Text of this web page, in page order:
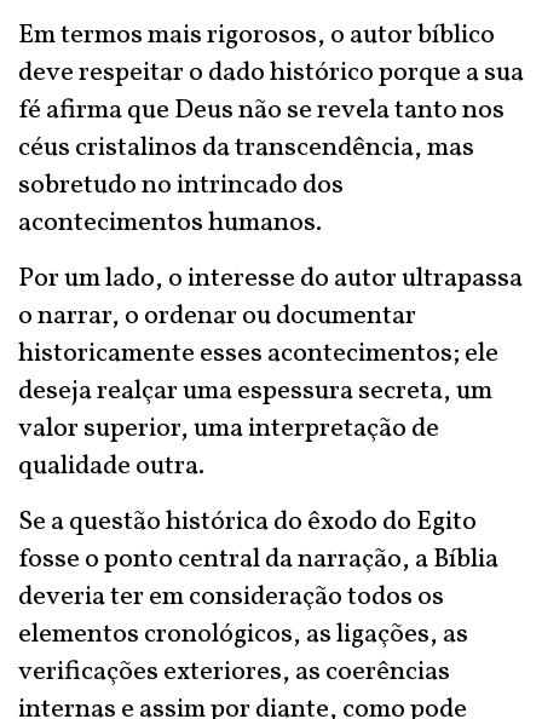
Em termos mais rigorosos, o autor bíblico
deve respeitar o dado histórico porque a sua
fé afirma que Deus não se revela tanto nos
céus cristalinos da transcendência, mas
sobretudo no intrincado dos
acontecimentos humanos.
Por um lado, o interesse do autor ultrapassa
o narrar, o ordenar ou documentar
historicamente esses acontecimentos; ele
deseja realçar uma espessura secreta, um
valor superior, uma interpretação de
qualidade outra.
Se a questão histórica do êxodo do Egito
fosse o ponto central da narração, a Bíblia
deveria ter em consideração todos os
elementos cronológicos, as ligações, as
verificações exteriores, as coerências
internas e assim por diante, como pode